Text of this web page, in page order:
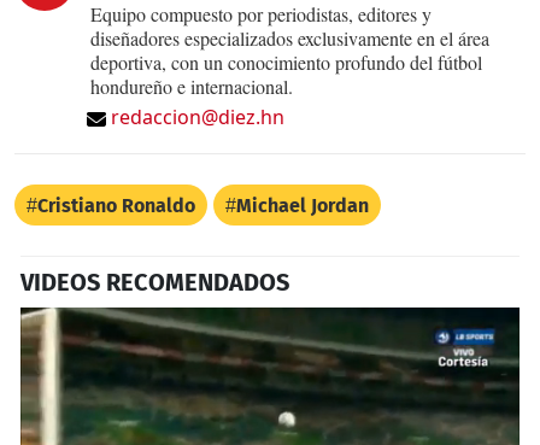
Equipo compuesto por periodistas, editores y
diseñadores especializados exclusivamente en el área
deportiva, con un conocimiento profundo del fútbol
hondureño e internacional.
redaccion@diez.hn
Cristiano Ronaldo Michael Jordan
VIDEOS RECOMENDADOS